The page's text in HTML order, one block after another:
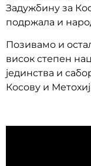
Задужбину за
подржала и
Позивамо и
висок степен
јединства и
Косову и